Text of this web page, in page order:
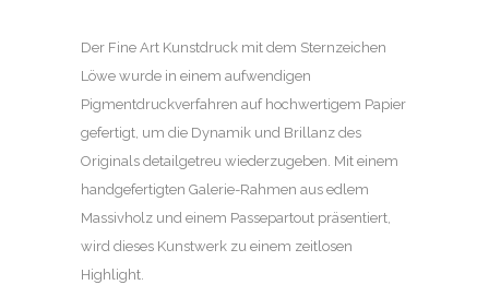
Der Fine Art Kunstdruck mit dem Sternzeichen
Löwe wurde in einem aufwendigen
Pigmentdruckverfahren auf hochwertigem Papier
gefertigt, um die Dynamik und Brillanz des
Originals detailgetreu wiederzugeben. Mit einem
handgefertigten Galerie-Rahmen aus edlem
Massivholz und einem Passepartout präsentiert,
wird dieses Kunstwerk zu einem zeitlosen
Highlight.